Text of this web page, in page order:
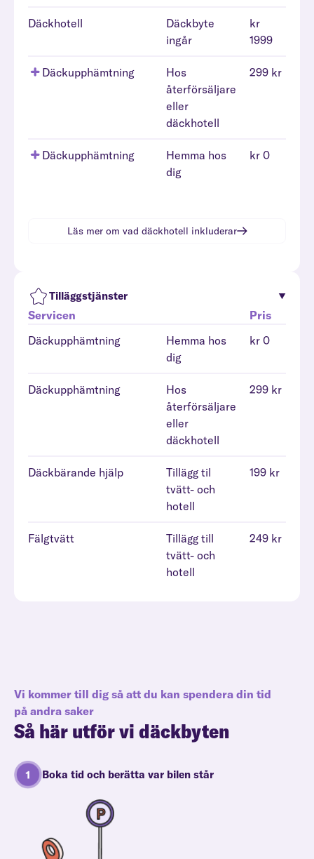
Däckhotell
Däckbyte
ingår
kr
1999
Däckupphämtning
Hos
återförsäljare
eller
däckhotell
299 kr
Däckupphämtning
Hemma hos
dig
kr 0
Läs mer om vad däckhotell inkluderar
Tilläggstjänster
Servicen
Pris
Däckupphämtning
Hemma hos
dig
kr 0
Däckupphämtning
Hos
återförsäljare
eller
däckhotell
299 kr
Däckbärande hjälp
Tillägg til
tvätt- och
hotell
199 kr
Fälgtvätt
Tillägg till
tvätt- och
hotell
249 kr
Vi kommer till dig så att du kan spendera din tid
på andra saker
Så här utför vi däckbyten
Boka tid och berätta var bilen står